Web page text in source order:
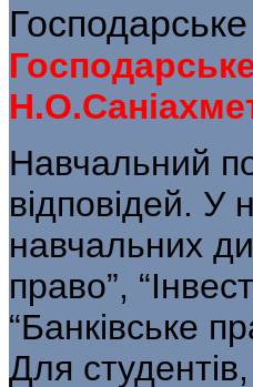
Навчальний
відповідей. У
навчальних
право”,
“Банківське
Для